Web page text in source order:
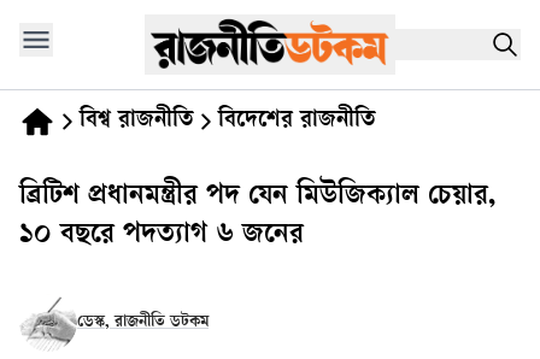
বিশ্ব রাজনীতি বিদেশের রাজনীতি
ব্রিটিশ প্রধানমন্ত্রীর পদ যেন মিউজিক্যাল চেয়ার,
১০ বছরে পদত্যাগ ৬ জনের
ডেস্ক, রাজনীতি ডটকম